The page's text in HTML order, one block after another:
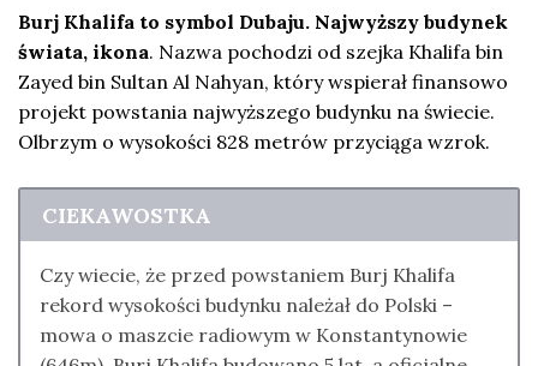
Burj Khalifa to symbol Dubaju. Najwyższy budynek
świata, ikona. Nazwa pochodzi od szejka Khalifa bin
Zayed bin Sultan Al Nahyan, który wspierał finansowo
projekt powstania najwyższego budynku na świecie.
Olbrzym o wysokości 828 metrów przyciąga wzrok.
CIEKAWOSTKA
Czy wiecie, że przed powstaniem Burj Khalifa
rekord wysokości budynku należał do Polski –
mowa o maszcie radiowym w Konstantynowie